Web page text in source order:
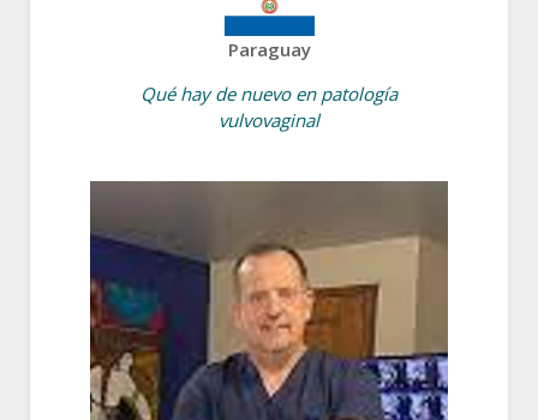
Paraguay
Qué hay de nuevo en patología
vulvovaginal